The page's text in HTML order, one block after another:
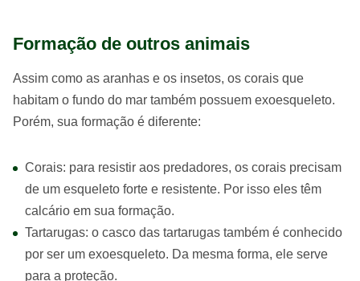
Formação de outros animais
Assim como as aranhas e os insetos, os corais que
habitam o fundo do mar também possuem exoesqueleto.
Porém, sua formação é diferente:
Corais: para resistir aos predadores, os corais precisam
de um esqueleto forte e resistente. Por isso eles têm
calcário em sua formação.
Tartarugas: o casco das tartarugas também é conhecido
por ser um exoesqueleto. Da mesma forma, ele serve
para a proteção.